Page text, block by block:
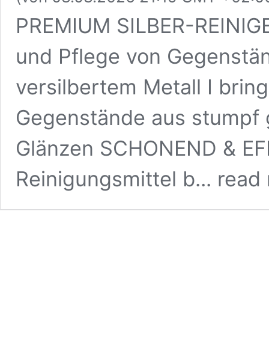
PREMIUM SILBER-
und Pflege von
versilbertem Metall I
Gegenstände aus
Glänzen SCHONEND &
Reinigungsmittel b... read